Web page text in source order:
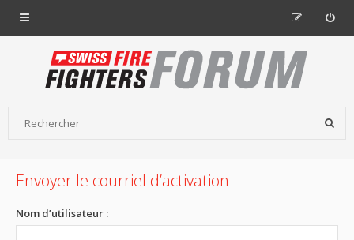
Envoyer le courriel d’activation
Nom d’utilisateur :